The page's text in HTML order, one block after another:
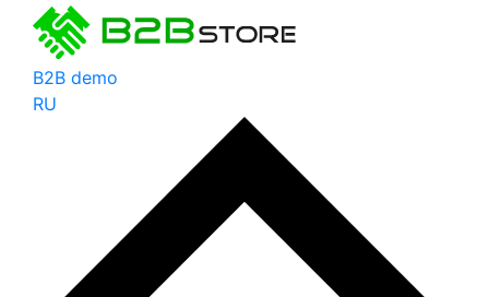
B2B demo
RU